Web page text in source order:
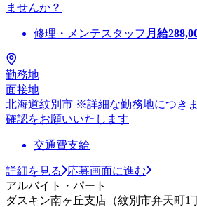
ませんか？
修理・メンテスタッフ 月給
勤務地
面接地
北海道紋別市 ※詳細な勤務地につき
確認をお願いいたします
交通費支給
詳細を見る
応募画面に進む
アルバイト・パート
ダスキン南ヶ丘支店（紋別市弁天町1